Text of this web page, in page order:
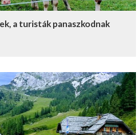
a turisták panaszkodnak